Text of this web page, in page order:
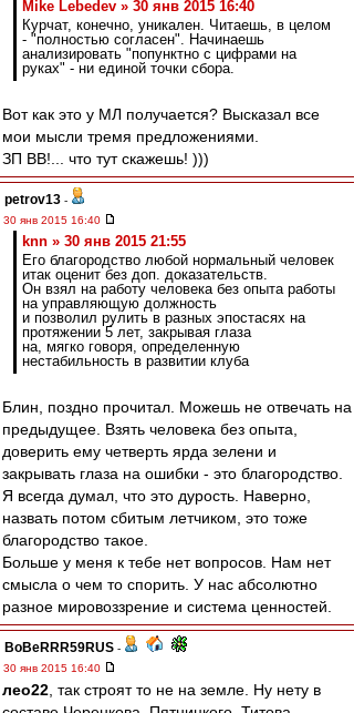
Mike Lebedev » 30 янв 2015 16:40
Курчат, конечно, уникален. Читаешь, в целом
- "полностью согласен". Начинаешь
анализировать "попунктно с цифрами на
руках" - ни единой точки сбора.
Вот как это у МЛ получается? Высказал все
мои мысли тремя предложениями.
ЗП ВВ!... что тут скажешь! )))
petrov13 -
30 янв 2015 16:40
knn » 30 янв 2015 21:55
Его благородство любой нормальный человек
итак оценит без доп. доказательств.
Он взял на работу человека без опыта работы
на управляющую должность
и позволил рулить в разных эпостасях на
протяжении 5 лет, закрывая глаза
на, мягко говоря, определенную
нестабильность в развитии клуба
Блин, поздно прочитал. Можешь не отвечать на
предыдущее. Взять человека без опыта,
доверить ему четверть ярда зелени и
закрывать глаза на ошибки - это благородство.
Я всегда думал, что это дурость. Наверно,
назвать потом сбитым летчиком, это тоже
благородство такое.
Больше у меня к тебе нет вопросов. Нам нет
смысла о чем то спорить. У нас абсолютно
разное мировоззрение и система ценностей.
BoBeRRR59RUS -
30 янв 2015 16:40
лео22 , так строят то не на земле. Ну нету в